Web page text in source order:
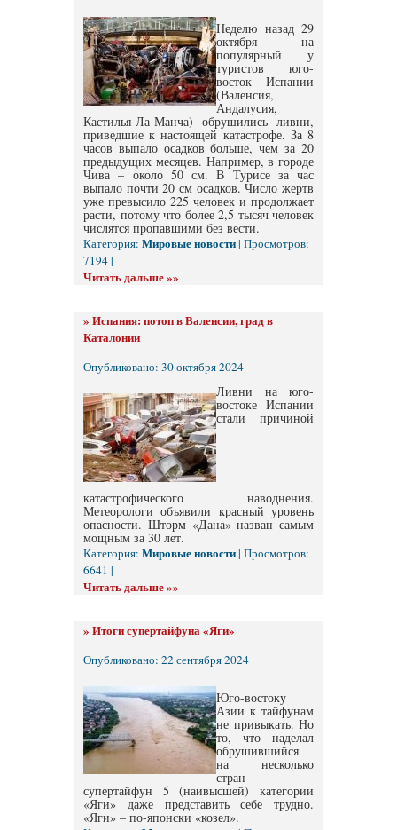
Неделю назад 29
октября на
популярный у
туристов юго-
восток Испании
(Валенсия,
Андалусия,
Кастилья-Ла-Манча) обрушились ливни,
приведшие к настоящей катастрофе. За 8
часов выпало осадков больше, чем за 20
предыдущих месяцев. Например, в городе
Чива – около 50 см. В Турисе за час
выпало почти 20 см осадков. Число жертв
уже превысило 225 человек и продолжает
расти, потому что более 2,5 тысяч человек
числятся пропавшими без вести.
Категория: Мировые новости| Просмотров:
7194 |
Читать дальше »»
» Испания: потоп в Валенсии, град в
Каталонии
Опубликовано: 30 октября 2024
Ливни на юго-
востоке Испании
стали причиной
катастрофического наводнения.
Метеорологи объявили красный уровень
опасности. Шторм «Дана» назван самым
мощным за 30 лет.
Категория: Мировые новости| Просмотров:
6641 |
Читать дальше »»
» Итоги супертайфуна «Яги»
Опубликовано: 22 сентября 2024
Юго-востоку
Азии к тайфунам
не привыкать. Но
то, что наделал
обрушившийся
на несколько
стран
супертайфун 5 (наивысшей) категории
«Яги» даже представить себе трудно.
«Яги» – по-японски «козел».